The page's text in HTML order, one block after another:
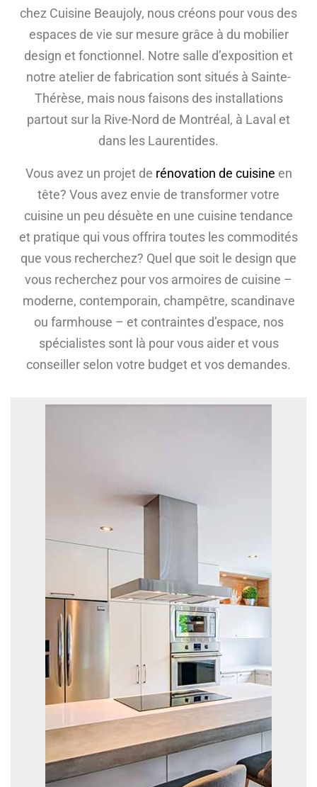
chez Cuisine Beaujoly, nous créons pour vous des
espaces de vie sur mesure grâce à du mobilier
design et fonctionnel. Notre salle d’exposition et
notre atelier de fabrication sont situés à Sainte-
Thérèse, mais nous faisons des installations
partout sur la Rive-Nord de Montréal, à Laval et
dans les Laurentides.
Vous avez un projet de rénovation de cuisine en
tête? Vous avez envie de transformer votre
cuisine un peu désuète en une cuisine tendance
et pratique qui vous offrira toutes les commodités
que vous recherchez? Quel que soit le design que
vous recherchez pour vos armoires de cuisine –
moderne, contemporain, champêtre, scandinave
ou farmhouse – et contraintes d’espace, nos
spécialistes sont là pour vous aider et vous
conseiller selon votre budget et vos demandes.